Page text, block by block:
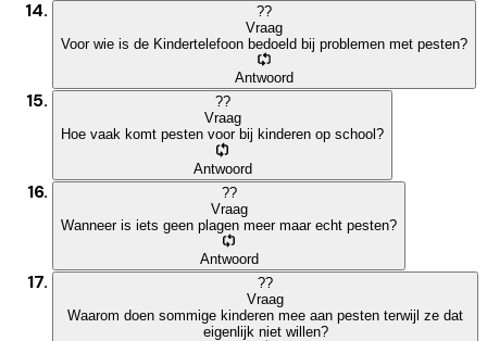
??
Vraag
Voor wie is de Kindertelefoon bedoeld bij problemen met pesten?
Antwoord
??
Vraag
Hoe vaak komt pesten voor bij kinderen op school?
Antwoord
??
Vraag
Wanneer is iets geen plagen meer maar echt pesten?
Antwoord
??
Vraag
Waarom doen sommige kinderen mee aan pesten terwijl ze dat
eigenlijk niet willen?